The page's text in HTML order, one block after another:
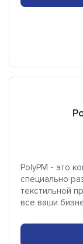
PolyPM - это
специально
текстильной
все ваши